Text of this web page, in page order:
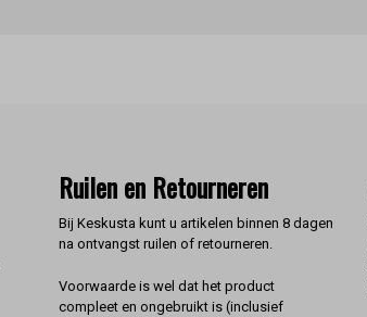
Ruilen en Retourneren
Bij Keskusta kunt u artikelen binnen 8 dagen
na ontvangst ruilen of retourneren.
Voorwaarde is wel dat het product
compleet en ongebruikt is (inclusief